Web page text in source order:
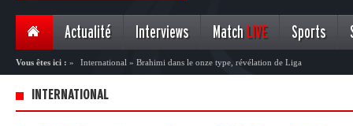
Actualité Interviews Match LIVE Sports
Vous êtes ici : » International » Brahimi dans le onze type, révélation de Liga
INTERNATIONAL